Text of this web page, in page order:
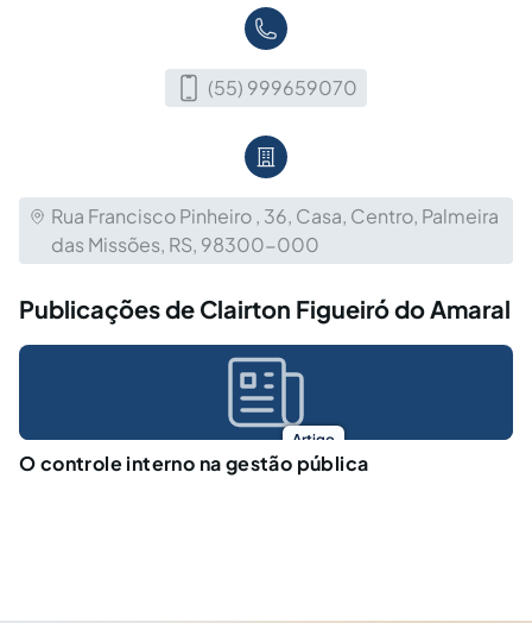
(55) 999659070
Rua Francisco Pinheiro , 36, Casa, Centro, Palmeira
das Missões, RS, 98300-000
Publicações de Clairton Figueiró do Amaral
Artigo
O controle interno na gestão pública